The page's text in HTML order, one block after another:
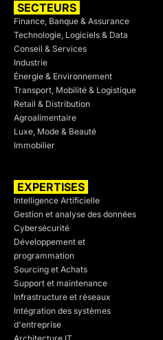
SECTEURS
Finance, Banque & Assurance
Technologie, Logiciels & Data
Conseil & Services
Industrie
Énergie & Environnement
Transport, Mobilité & Logistique
Retail & Distribution
Agroalimentaire
Luxe, Mode & Beauté
Immobilier
EXPERTISES
Intelligence Artificielle
Gestion et analyse des données
Cybersécurité
Développement et
programmation
Sourcing et Achats
Support et maintenance
Infrastructure et réseaux
Intégration des systèmes
d'entreprise